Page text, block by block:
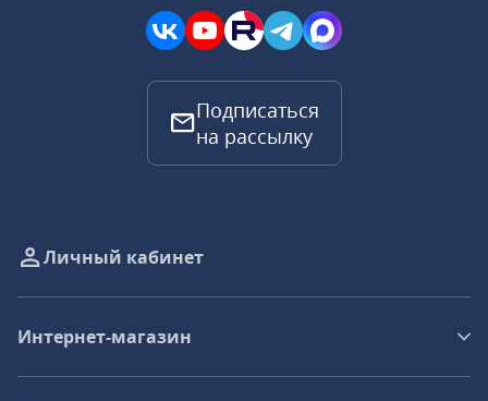
Подписаться
на рассылку
Личный кабинет
Интернет-магазин